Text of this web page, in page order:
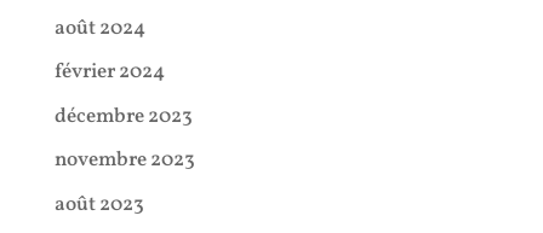
août 2024
février 2024
décembre 2023
novembre 2023
août 2023